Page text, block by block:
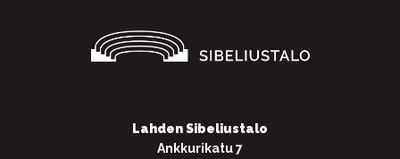
Lahden Sibeliustalo
Ankkurikatu 7